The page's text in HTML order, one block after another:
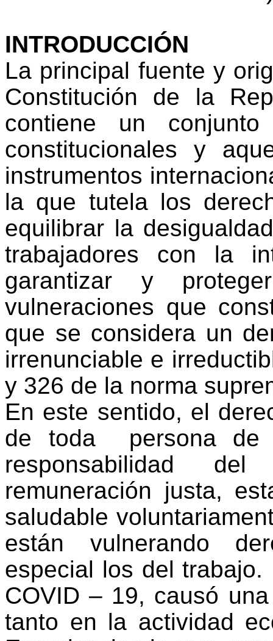
INTRODUCCIÓN
La principal fuente y
Constitución de la
contiene un
constitucionales y
instrumentos
la que tutela los
equilibrar la
trabajadores con la
garantizar y
vulneraciones que
que se considera un
irrenunciable e
y 326 de la norma
En este sentido, el
de toda persona de
responsabilidad
remuneración justa,
saludable
están vulnerando
especial los del trabajo.
COVID – 19, causó
tanto en la actividad